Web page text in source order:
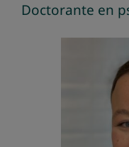
Doctorante en